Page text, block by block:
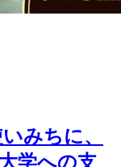
みちに、
学への支